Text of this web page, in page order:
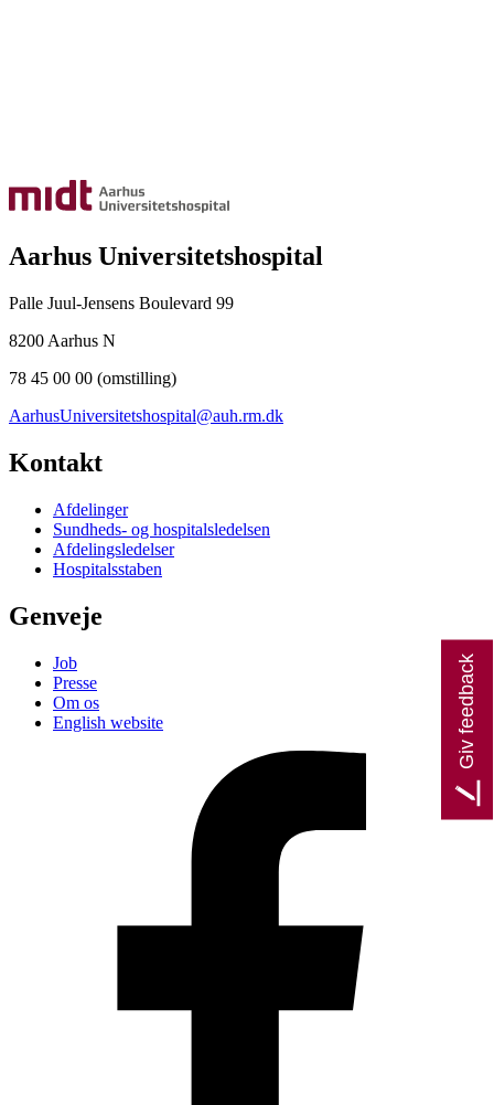
Aarhus Universitetshospital
Palle Juul-Jensens Boulevard 99
8200 Aarhus N
78 45 00 00 (omstilling)
AarhusUniversitetshospital@auh.rm.dk
Kontakt
Afdelinger
Sundheds- og hospitalsledelsen
Afdelingsledelser
Hospitalsstaben
Genveje
Job
Presse
Om os
English website
Giv feedback